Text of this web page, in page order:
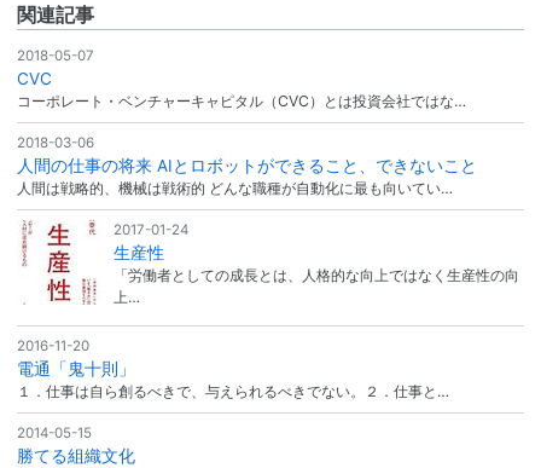
関連記事
2018-05-07
CVC
コーポレート・ベンチャーキャピタル（CVC）とは投資会社ではな…
2018-03-06
人間の仕事の将来 AIとロボットができること、できないこと
人間は戦略的、機械は戦術的 どんな職種が自動化に最も向いてい…
2017-01-24
生産性
「労働者としての成長とは、人格的な向上ではなく生産性の向
上…
2016-11-20
電通「鬼十則」
１．仕事は自ら創るべきで、与えられるべきでない。２．仕事と…
2014-05-15
勝てる組織文化